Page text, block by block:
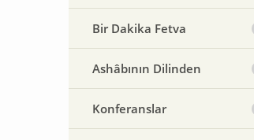
Bir Dakika Fetva
Ashâbının Dilinden
Konferanslar